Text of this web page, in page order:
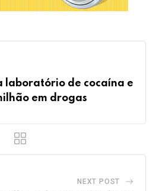
laboratório de cocaína e
em drogas
NEXT POST